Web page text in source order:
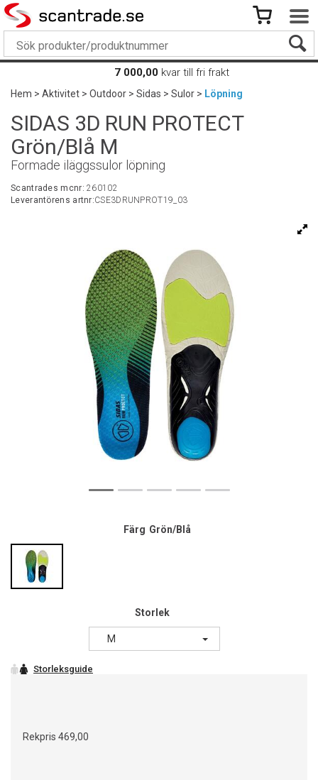
7 000,00 kvar till fri frakt
Hem>Aktivitet>Outdoor>Sidas>Sulor> Löpning
SIDAS 3D RUN PROTECT
Grön/Blå M
Formade iläggssulor löpning
Scantrades mcnr:260102
Leverantörens artnr:CSE3DRUNPROT19_03
Färg Grön/Blå
Storlek
M
Rekpris 469,00